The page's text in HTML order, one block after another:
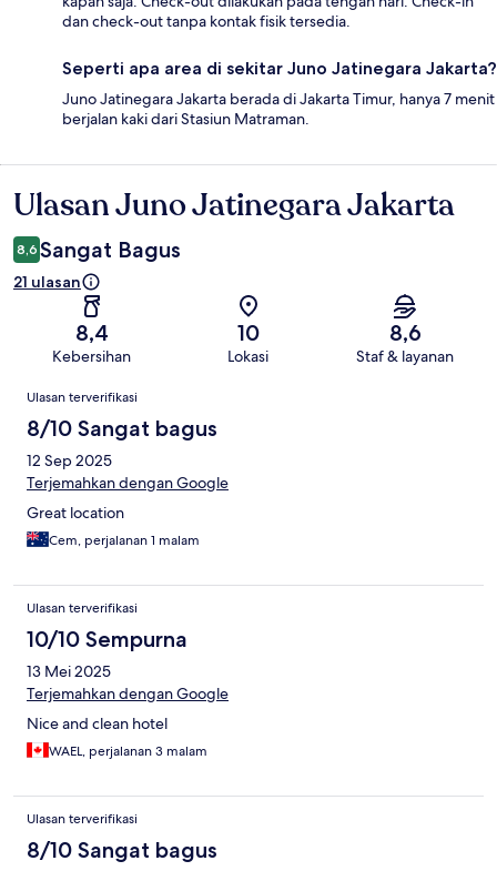
dan check-out tanpa kontak fisik tersedia.
Seperti apa area di sekitar Juno Jatinegara Jakarta?
Juno Jatinegara Jakarta berada di Jakarta Timur, hanya 7 menit
berjalan kaki dari Stasiun Matraman.
Ulasan
Ulasan Juno Jatinegara Jakarta
8,6 Sangat Bagus
21 ulasan
8,4
Kebersihan
10
Lokasi
8,6
Staf & layanan
Ulasan
Ulasan terverifikasi
8/10 Sangat bagus
12 Sep 2025
Terjemahkan dengan Google
Great location
Cem, perjalanan 1 malam
Ulasan terverifikasi
10/10 Sempurna
13 Mei 2025
Terjemahkan dengan Google
Nice and clean hotel
WAEL, perjalanan 3 malam
Ulasan terverifikasi
8/10 Sangat bagus